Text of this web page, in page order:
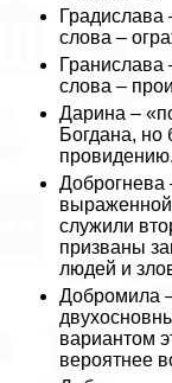
слова –
слова –
Дарина –
Богдана, но
провидению.
Доброгнева
выраженной
служили
призваны
людей и
Добромила
вариантом
вероятнее